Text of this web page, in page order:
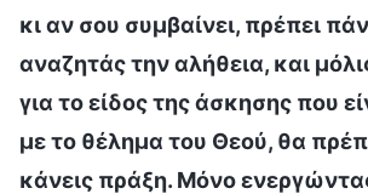
κι αν σου συμβαίνει, πρέπει
αναζητάς την αλήθεια, και
για το είδος της άσκησης που
με το θέλημα του Θεού, θα
κάνεις πράξη. Μόνο